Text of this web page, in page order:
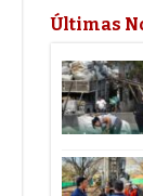
Últimas